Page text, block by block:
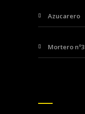
Azucarero
Mortero nº3